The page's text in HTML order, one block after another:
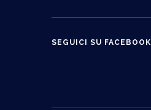
SEGUICI SU FACEBOOK